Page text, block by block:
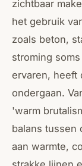
zichtbaar
het gebruik
zoals beton,
stroming
ervaren, heeft
ondergaan.
'warm
balans tussen
aan warmte,